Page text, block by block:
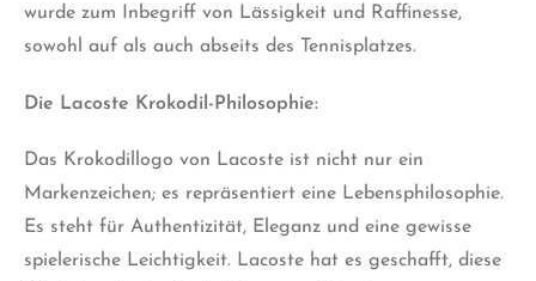
wurde zum Inbegriff von Lässigkeit und Raffinesse,
sowohl auf als auch abseits des Tennisplatzes.
Die Lacoste Krokodil-Philosophie:
Das Krokodillogo von Lacoste ist nicht nur ein
Markenzeichen; es repräsentiert eine Lebensphilosophie.
Es steht für Authentizität, Eleganz und eine gewisse
spielerische Leichtigkeit. Lacoste hat es geschafft, diese